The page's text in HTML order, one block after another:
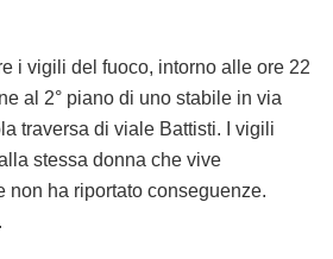
i vigili del fuoco, intorno alle ore 22
al 2° piano di uno stabile in via
traversa di viale Battisti. I vigili
stessa donna che vive
non ha riportato conseguenze.